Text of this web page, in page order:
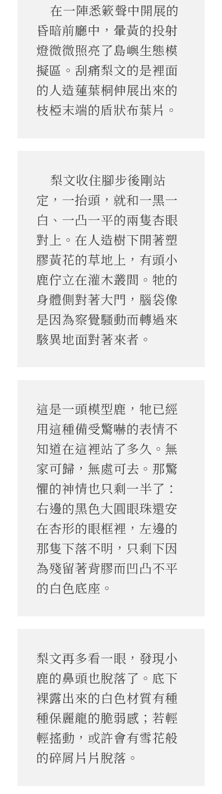
在一陣悉簌聲中開展的
昏暗前廳中，暈黃的投射
燈微微照亮了島嶼生態模
擬區。刮痛梨文的是裡面
的人造蓮葉桐伸展出來的
枝椏末端的盾狀布葉片。
梨文收住腳步後剛站
定，一抬頭，就和一黑一
白、一凸一平的兩隻杏眼
對上。在人造樹下開著塑
膠黃花的草地上，有頭小
鹿佇立在灌木叢間。牠的
身體側對著大門，腦袋像
是因為察覺騷動而轉過來
駭異地面對著來者。
這是一頭模型鹿，牠已經
用這種備受驚嚇的表情不
知道在這裡站了多久。無
家可歸，無處可去。那驚
懼的神情也只剩一半了：
右邊的黑色大圓眼珠還安
在杏形的眼框裡，左邊的
那隻下落不明，只剩下因
為殘留著背膠而凹凸不平
的白色底座。
梨文再多看一眼，發現小
鹿的鼻頭也脫落了。底下
裸露出來的白色材質有種
種保麗龍的脆弱感；若輕
輕搖動，或許會有雪花般
的碎屑片片脫落。